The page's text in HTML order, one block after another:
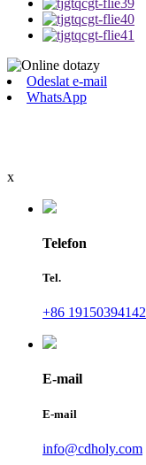
Odeslat e-mail
WhatsApp
x
Telefon
Tel.
+86 19150394142
E-mail
E-mail
info@cdholy.com